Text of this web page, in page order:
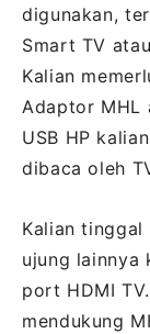
digunakan,
Smart TV
Kalian
Adaptor MHL
USB HP
dibaca oleh
Kalian
ujung lainnya
port HDMI
mendukung